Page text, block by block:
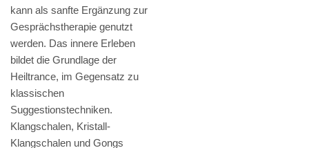
kann als sanfte Ergänzung zur
Gesprächstherapie genutzt
werden. Das innere Erleben
bildet die Grundlage der
Heiltrance, im Gegensatz zu
klassischen
Suggestionstechniken.
Klangschalen, Kristall-
Klangschalen und Gongs